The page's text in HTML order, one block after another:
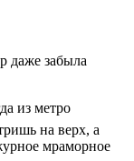
даже забыла
из метро
на верх, а
мраморное